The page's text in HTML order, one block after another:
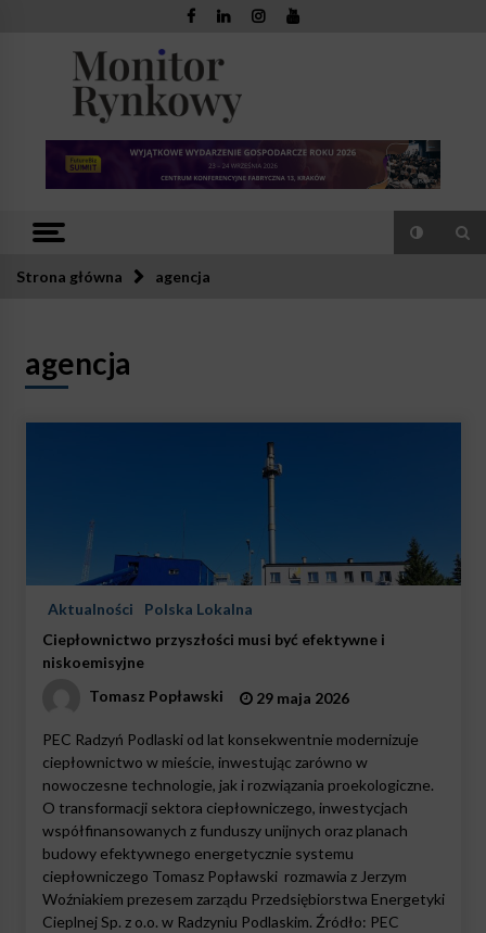
Monitor
Rynkowy
Strona główna agencja
agencja
Aktualności
Polska Lokalna
Ciepłownictwo przyszłości musi być efektywne i
niskoemisyjne
Tomasz Popławski
29 maja 2026
PEC Radzyń Podlaski od lat konsekwentnie modernizuje
ciepłownictwo w mieście, inwestując zarówno w
nowoczesne technologie, jak i rozwiązania proekologiczne.
O transformacji sektora ciepłowniczego, inwestycjach
współfinansowanych z funduszy unijnych oraz planach
budowy efektywnego energetycznie systemu
ciepłowniczego Tomasz Popławski rozmawia z Jerzym
Woźniakiem prezesem zarządu Przedsiębiorstwa Energetyki
Cieplnej Sp. z o.o. w Radzyniu Podlaskim. Źródło: PEC